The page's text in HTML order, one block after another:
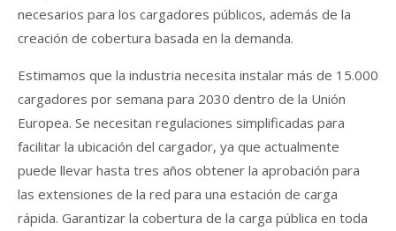
necesarios para los cargadores públicos, además de la
creación de cobertura basada en la demanda.
Estimamos que la industria necesita instalar más de 15.000
cargadores por semana para 2030 dentro de la Unión
Europea. Se necesitan regulaciones simplificadas para
facilitar la ubicación del cargador, ya que actualmente
puede llevar hasta tres años obtener la aprobación para
las extensiones de la red para una estación de carga
rápida. Garantizar la cobertura de la carga pública en toda